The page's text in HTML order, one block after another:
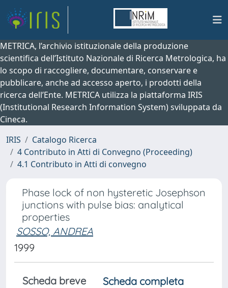
METRICA, l’archivio istituzionale della produzione
scientifica dell’Istituto Nazionale di Ricerca Metrologica, ha
lo scopo di raccogliere, documentare, conservare e
pubblicare, anche ad accesso aperto, i prodotti della
ricerca dell’Ente. METRICA utilizza la piattaforma IRIS
(Institutional Research Information System) sviluppata da
Cineca.
IRIS
Catalogo Ricerca
4 Contributo in Atti di Convegno (Proceeding)
4.1 Contributo in Atti di convegno
Phase lock of non hysteretic Josephson
junctions with pulse bias: analytical
properties
SOSSO, ANDREA
1999
Scheda breve
Scheda completa